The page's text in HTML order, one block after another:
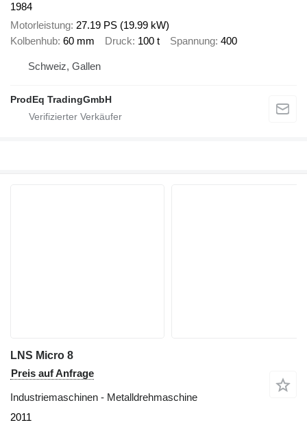
1984
Motorleistung 27.19 PS (19.99 kW)
Kolbenhub 60 mm Druck 100 t Spannung 400
Schweiz, Gallen
ProdEq TradingGmbH
LNS Micro 8
Preis auf Anfrage
Industriemaschinen - Metalldrehmaschine
2011